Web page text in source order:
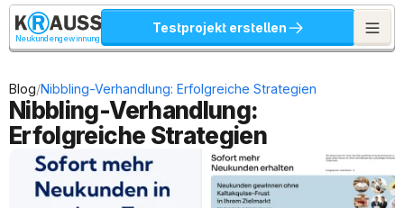
Neukundengewinnung
Testprojekt erstellen
Blog/Nibbling-Verhandlung: Erfolgreiche Strategien
Nibbling-Verhandlung:
Erfolgreiche Strategien